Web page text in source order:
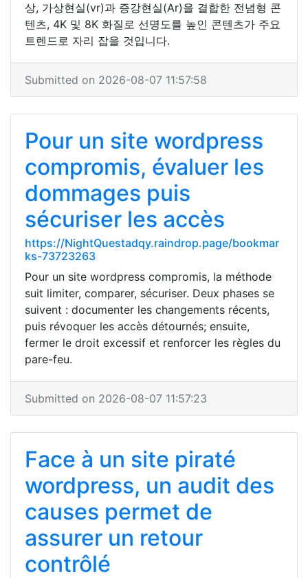
상, 가상현실(vr)과 증강현실(Ar)을 결합한 전념형 콘
텐츠, 4K 및 8K 화질로 선명도를 높인 콘텐츠가 주요
트렌드로 자리 잡을 것입니다.
Submitted on 2026-08-07 11:57:58
Pour un site wordpress
compromis, évaluer les
dommages puis
sécuriser les accès
https://NightQuestadqy.raindrop.page/bookmar
ks-73723263
Pour un site wordpress compromis, la méthode
suit limiter, comparer, sécuriser. Deux phases se
suivent : documenter les changements récents,
puis révoquer les accès détournés; ensuite,
fermer le droit excessif et renforcer les règles du
pare-feu.
Submitted on 2026-08-07 11:57:23
Face à un site piraté
wordpress, un audit des
causes permet de
assurer un retour
contrôlé